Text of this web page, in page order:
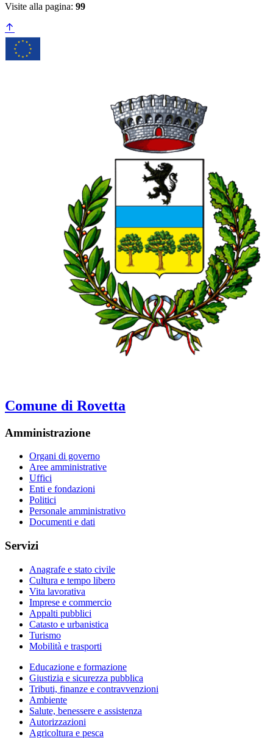
Visite alla pagina: 99
Comune di Rovetta
Amministrazione
Organi di governo
Aree amministrative
Uffici
Enti e fondazioni
Politici
Personale amministrativo
Documenti e dati
Servizi
Anagrafe e stato civile
Cultura e tempo libero
Vita lavorativa
Imprese e commercio
Appalti pubblici
Catasto e urbanistica
Turismo
Mobilità e trasporti
Educazione e formazione
Giustizia e sicurezza pubblica
Tributi, finanze e contravvenzioni
Ambiente
Salute, benessere e assistenza
Autorizzazioni
Agricoltura e pesca